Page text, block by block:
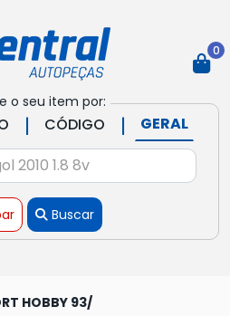
o seu item por:
| CÓDIGO | GERAL
Buscar
0
HOBBY 93/